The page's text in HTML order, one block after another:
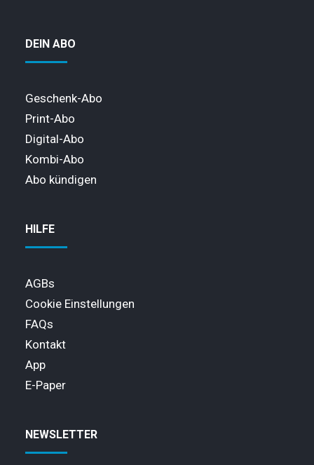
DEIN ABO
Geschenk-Abo
Print-Abo
Digital-Abo
Kombi-Abo
Abo kündigen
HILFE
AGBs
Cookie Einstellungen
FAQs
Kontakt
App
E-Paper
NEWSLETTER